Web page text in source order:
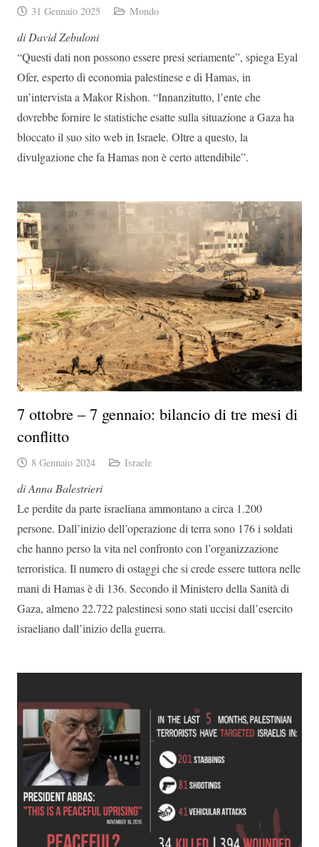
31 Gennaio 2025 Mondo
di David Zebuloni
“Questi dati non possono essere presi seriamente”, spiega Eyal
Ofer, esperto di economia palestinese e di Hamas, in
un’intervista a Makor Rishon. “Innanzitutto, l’ente che
dovrebbe fornire le statistiche esatte sulla situazione a Gaza ha
bloccato il suo sito web in Israele. Oltre a questo, la
divulgazione che fa Hamas non è certo attendibile”.
7 ottobre – 7 gennaio: bilancio di tre mesi di
conflitto
8 Gennaio 2024 Israele
di Anna Balestrieri
Le perdite da parte israeliana ammontano a circa 1.200
persone. Dall’inizio dell’operazione di terra sono 176 i soldati
che hanno perso la vita nel confronto con l’organizzazione
terroristica. Il numero di ostaggi che si crede essere tuttora nelle
mani di Hamas è di 136. Secondo il Ministero della Sanità di
Gaza, almeno 22.722 palestinesi sono stati uccisi dall’esercito
israeliano dall’inizio della guerra.